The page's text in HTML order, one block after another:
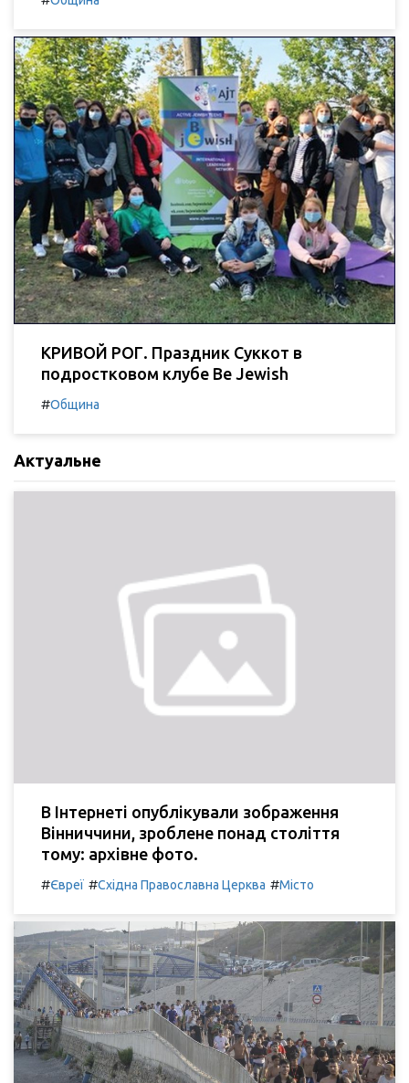
КРИВОЙ РОГ. Праздник Суккот в
подростковом клубе Be Jewish
#Община
Актуальне
В Інтернеті опублікували зображення
Вінниччини, зроблене понад століття
тому: архівне фото.
#Євреї #Східна Православна Церква #Місто